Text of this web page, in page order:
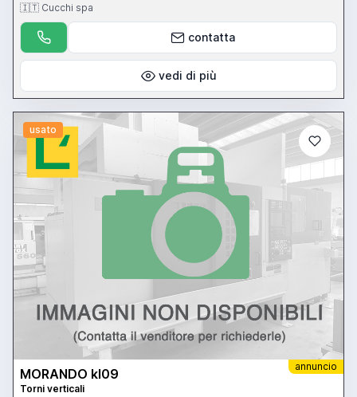
🇮🇹 Cucchi spa
contatta
vedi di più
usato
annuncio
MORANDO kl09
Torni verticali